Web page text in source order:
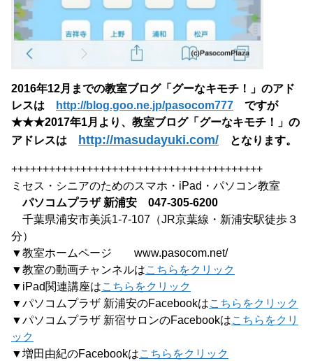
2016年12月までの教室ブログ「グーなキモチ！」のアド
レスは
http://blog.goo.ne.jp/pasocom777 ですが
★★★2017年1月より、教室ブログ「グーなキモチ！」の
アドレスは
http://masudayuki.com/ となります。
++++++++++++++++++++++++++++++++++++++++
ミセス・シニアのためのスマホ・iPad・パソコン教室
パソコムプラザ 新浦安 047-305-6200
千葉県浦安市美浜1-7-107（JR京葉線・新浦安駅徒歩３
分）
▼教室ホームページ www.pasocom.net/
▼教室の動画チャンネルはこちらをクリック
▼iPad関連講座はこちらをクリック
▼パソコムプラザ 新浦安のFacebookはこちらをクリック
▼パソコムプラザ 新宿サロンのFacebookはこちらをクリ
ック
▼増田由紀のFacebookはこちらをクリック